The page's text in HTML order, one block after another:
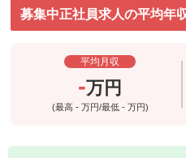
募集中正社員求人の平均年
平均月収
-万円
(最高 - 万円/最低 - 万円)